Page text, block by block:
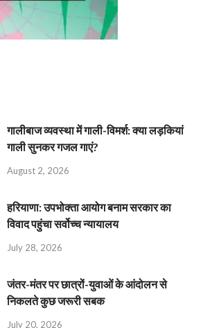
गालीबाज व्‍यवस्‍था में गाली-विमर्श: क्या लड़कियां
गाली सुनकर गजल गाएं?
August 2, 2026
हरियाणा: उपभोक्ता आयोग बनाम सरकार का
विवाद पहुंचा सर्वोच्च न्यायालय
July 28, 2026
जंतर-मंतर पर छात्रों-युवाओं के आंदोलन से
निकलते कुछ जरूरी सबक
July 20, 2026